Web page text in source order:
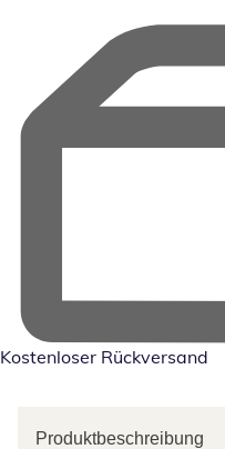
Kostenloser Rückversand
Produktbeschreibung